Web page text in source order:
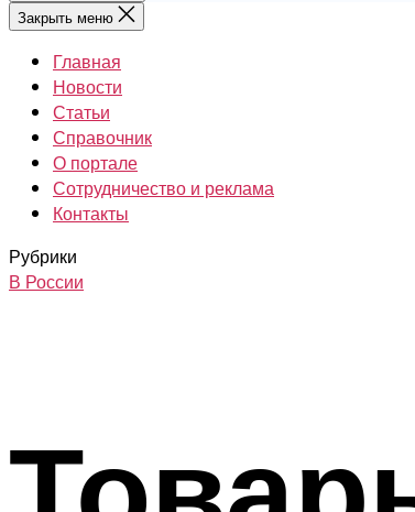
Закрыть меню
Главная
Новости
Статьи
Справочник
О портале
Сотрудничество и реклама
Контакты
Рубрики
В России